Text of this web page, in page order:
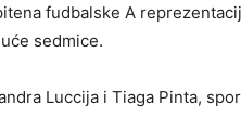
fudbalske A
sedmice.
Luccija i Tiaga Pinta,